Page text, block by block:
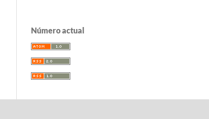
Número actual